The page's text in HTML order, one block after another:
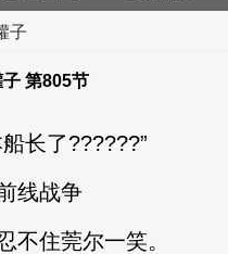
子
第805节
长了??????”
线战争
不住莞尔一笑。